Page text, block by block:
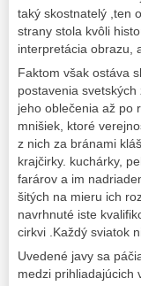
taký skostnatelý ,ten
strany stola kvôli
interpretácia obrazu,
Faktom však ostáva
postavenia
jeho oblečenia až po
mnišiek, ktoré
z nich za bránami
krajčirky. kuchárky,
farárov a im
šitých na mieru ich
navrhnuté iste
cirkvi .Každý sviatok
Uvedené javy sa
medzi